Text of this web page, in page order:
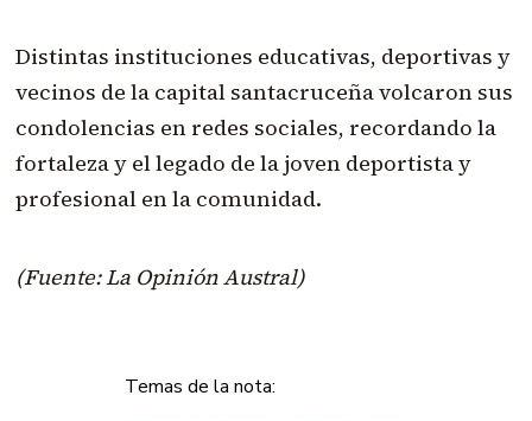
Distintas instituciones educativas, deportivas y
vecinos de la capital santacruceña volcaron sus
condolencias en redes sociales, recordando la
fortaleza y el legado de la joven deportista y
profesional en la comunidad.
(Fuente: La Opinión Austral)
Temas de la nota: